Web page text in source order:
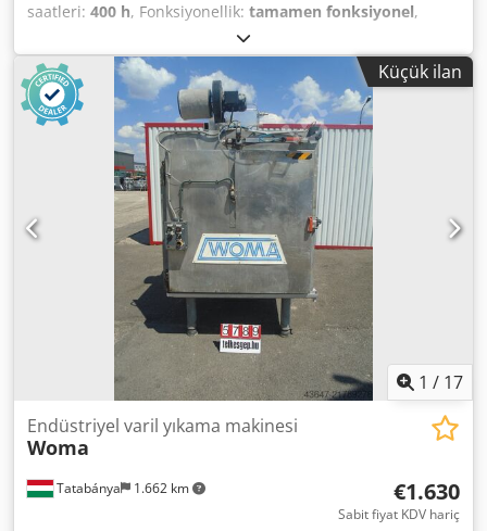
saatleri: 400 h, Fonksiyonellik: tamamen fonksiyonel,
, toplam ağırlık:
(dk.):1.900 dev/dak, pompa kapasitesi:30 l/dak, Donanım:
Tip plakası mevcut, HAMMELMANN AQUAJET 144 YIL 2025
2800 BAR 26 litre 2600 BAR 30 litre 910 BAR / 84 LİTRE
dönüştürme imkanı ÜRETİCİ GARANTİSİ DEUTZ TCD 6.1 ST5
140 KW MOTOR HEMEN TESLİM Dcsdpfx Aevgrpxsm Hsk
Küçük ilan
1 / 17
Tatabánya 1.662 km
Endüstriyel varil yıkama makinesi
Woma
€1.630
Sabit fiyat KDV hariç